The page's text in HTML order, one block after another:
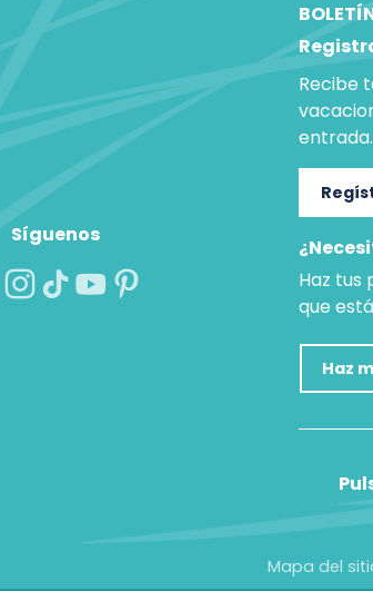
Síguenos
Recibe
entrada.
Haz tus
que
Haz
Mapa del